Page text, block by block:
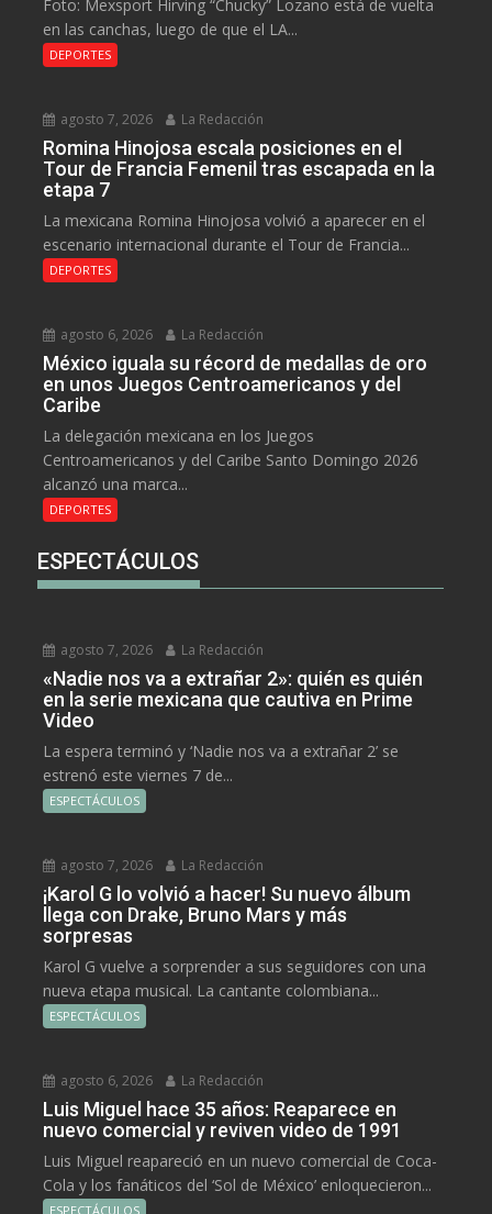
Foto: Mexsport Hirving “Chucky” Lozano está de vuelta
en las canchas, luego de que el LA...
DEPORTES
agosto 7, 2026 La Redacción
Romina Hinojosa escala posiciones en el
Tour de Francia Femenil tras escapada en la
etapa 7
La mexicana Romina Hinojosa volvió a aparecer en el
escenario internacional durante el Tour de Francia...
DEPORTES
agosto 6, 2026 La Redacción
México iguala su récord de medallas de oro
en unos Juegos Centroamericanos y del
Caribe
La delegación mexicana en los Juegos
Centroamericanos y del Caribe Santo Domingo 2026
alcanzó una marca...
DEPORTES
ESPECTÁCULOS
agosto 7, 2026 La Redacción
«Nadie nos va a extrañar 2»: quién es quién
en la serie mexicana que cautiva en Prime
Video
La espera terminó y ‘Nadie nos va a extrañar 2’ se
estrenó este viernes 7 de...
ESPECTÁCULOS
agosto 7, 2026 La Redacción
¡Karol G lo volvió a hacer! Su nuevo álbum
llega con Drake, Bruno Mars y más
sorpresas
Karol G vuelve a sorprender a sus seguidores con una
nueva etapa musical. La cantante colombiana...
ESPECTÁCULOS
agosto 6, 2026 La Redacción
Luis Miguel hace 35 años: Reaparece en
nuevo comercial y reviven video de 1991
Luis Miguel reapareció en un nuevo comercial de Coca-
Cola y los fanáticos del ‘Sol de México’ enloquecieron...
ESPECTÁCULOS